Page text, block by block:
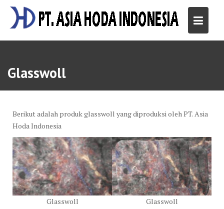
Skip
content
Glasswoll
Berikut adalah produk glasswoll yang diproduksi oleh PT. Asia
Hoda Indonesia
Glasswoll Glasswoll